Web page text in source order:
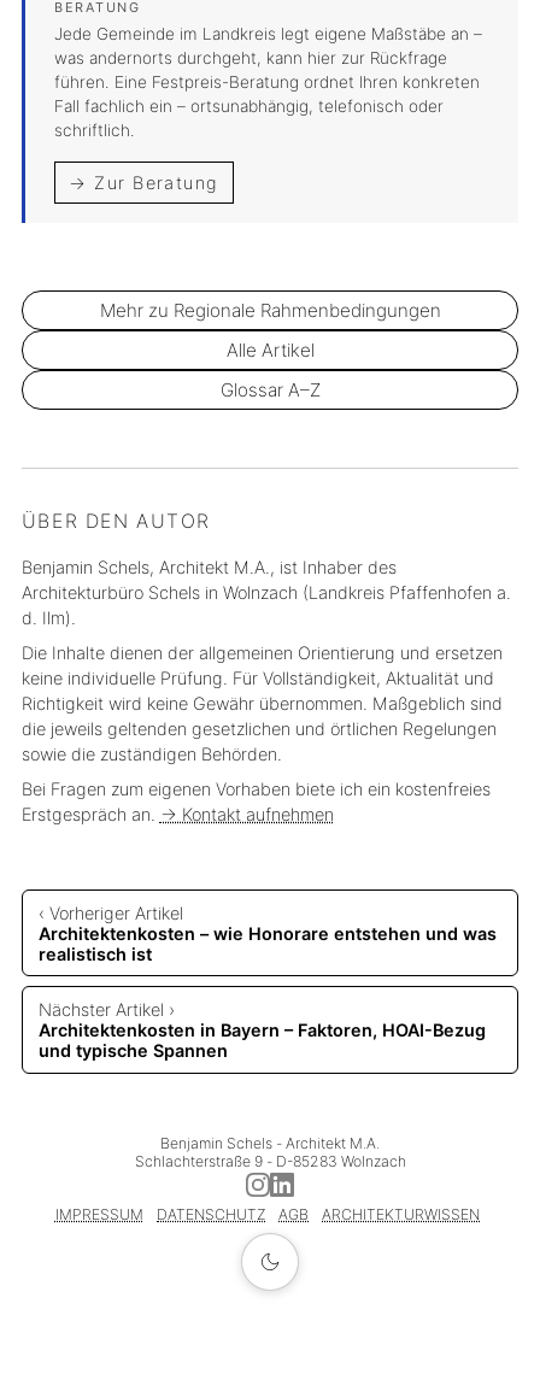
Jede Gemeinde im Landkreis legt eigene Maßstäbe an –
was andernorts durchgeht, kann hier zur Rückfrage
führen. Eine Festpreis-Beratung ordnet Ihren konkreten
Fall fachlich ein – ortsunabhängig, telefonisch oder
schriftlich.
→ Zur Beratung
Mehr zu Regionale Rahmenbedingungen
Alle Artikel
Glossar A–Z
ÜBER DEN AUTOR
Benjamin Schels, Architekt M.A., ist Inhaber des
Architekturbüro Schels in Wolnzach (Landkreis Pfaffenhofen a.
d. Ilm).
Die Inhalte dienen der allgemeinen Orientierung und ersetzen
keine individuelle Prüfung. Für Vollständigkeit, Aktualität und
Richtigkeit wird keine Gewähr übernommen. Maßgeblich sind
die jeweils geltenden gesetzlichen und örtlichen Regelungen
sowie die zuständigen Behörden.
Bei Fragen zum eigenen Vorhaben biete ich ein kostenfreies
Erstgespräch an. → Kontakt aufnehmen
‹ Vorheriger Artikel
Architektenkosten – wie Honorare entstehen und was
realistisch ist
Nächster Artikel ›
Architektenkosten in Bayern – Faktoren, HOAI-Bezug
und typische Spannen
Benjamin Schels - Architekt M.A.
Schlachterstraße 9 - D-85283 Wolnzach
IMPRESSUM DATENSCHUTZ AGB ARCHITEKTURWISSEN